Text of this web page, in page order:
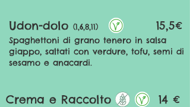
Udon-dolo (1,6,8,11) 15,5€
Spaghettoni di grano tenero in salsa
giappo, saltati con verdure, tofu, semi di
sesamo e anacardi.
Crema e Raccolto 14 €